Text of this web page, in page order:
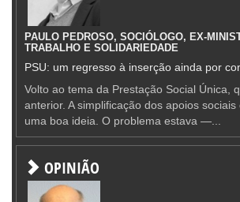
PAULO PEDROSO, SOCIÓLOGO, EX-
TRABALHO E SOLIDARIEDADE
PSU: um regresso à inserção ainda por
Volto ao tema da Prestação Social Única,
anterior. A simplificação dos apoios sociais
uma boa ideia. O problema estava —...
OPINIÃO